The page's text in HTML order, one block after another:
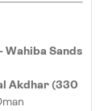
Wahiba Sands
Akdhar (330